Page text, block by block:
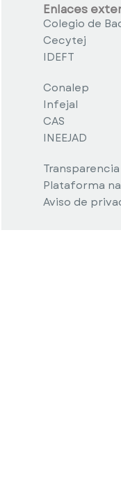
Enlaces
Colegio de
Cecytej
IDEFT
Conalep
Infejal
CAS
INEEJAD
Transparencia
Plataforma
Aviso de